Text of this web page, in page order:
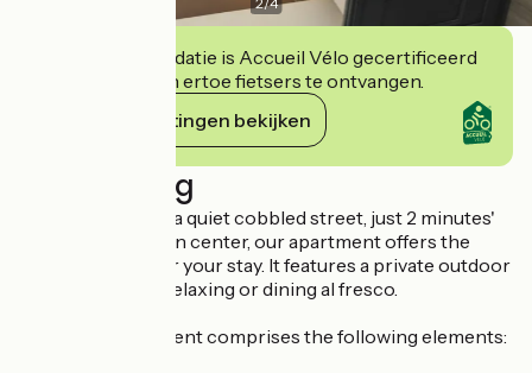
Deze accommodatie is Accueil Vélo gecertificeerd
en verbindt zich ertoe fietsers te ontvangen.
Haar verplichtingen bekijken
Beschrijving
Ideally located on a quiet cobbled street, just 2 minutes'
walk from the town center, our apartment offers the
perfect setting for your stay. It features a private outdoor
terrace, ideal for relaxing or dining al fresco.
The 28 m² apartment comprises the following elements: